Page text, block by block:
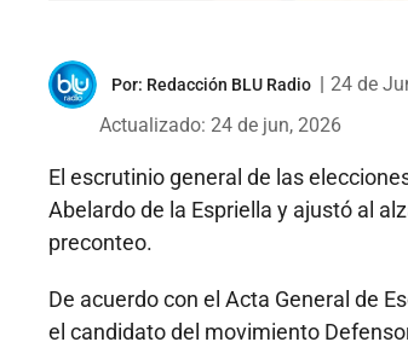
Por: Redacción BLU Radio
24 de
Actualizado: 24 de jun, 2026
El escrutinio general de las
Abelardo de la Espriella y ajustó al
preconteo.
De acuerdo con el Acta General de
el candidato del movimiento